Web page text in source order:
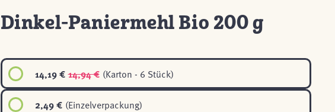
Dinkel-Paniermehl Bio 200 g
14,19 € 14,94 € (Karton - 6 Stück)
2,49 € (Einzelverpackung)